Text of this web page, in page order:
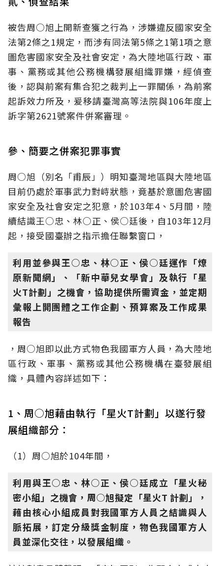
被告周○旭上開新查獲之行為，涉嫌違反國家安全
法第2條之1規定，而涉有同法第5條之1第1項之意
圖危害國家安全及社會安定，為大陸地區行政、軍
事、黨務或其他公務機構發展組織罪嫌，經偵查
後，認與前案有集合犯之裁判上一罪關係，為前案
起訴效力所及，爰移請臺灣高等法院與106年度上
訴字第2621號案件併案審理。
參、簡要之併案犯罪事實
周○旭（別名「甫辰」）明知臺灣地區與大陸地區
目前仍處於軍事武力對峙狀態，竟基於意圖危害國
家安全及社會安定之犯意，於103年4、5月間，陸
續結識王○忠、林○正、侯○廷後，自103年12月
起，接受國臺辦之指示擔任聯繫窗口，
利用並參與王○忠、林○正、侯○廷運作「燎
原新聞網」、「新中華兒女學會」及執行「星
火T計劃」之機會，協助提供所需資金，並定期
彙報上開團體之工作企劃、預算案及工作成果
報告
，周○旭即以此方式物色我國軍方人員，為大陸地
區行政、軍事、黨務或其他公務機構在臺發展組
織，具體內容詳述如下：
1、周○旭藉由執行「星火T計劃」以遂行發
展組織部分：
（1）周○旭於104年間，
利用與王○忠、林○正、侯○廷成立「星火秘
密小組」之機會，周○旭擬定「星火T 計劃」，
藉由核心小組成員對我國軍方人員之結識與人
脈拓展，訂定分級獎金制度，物色我國軍方人
員並深化交往，以發展組織。